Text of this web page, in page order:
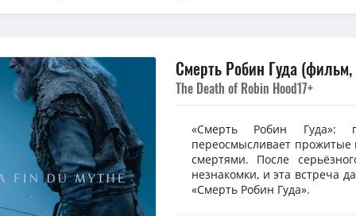
Смерть Робин Гуда
The Death of Robin Hood17+
«Смерть Робин Гуда»:
переосмысливает прожитые
смертями. После
незнакомки, и эта встреча
«Смерть Робин Гуда».